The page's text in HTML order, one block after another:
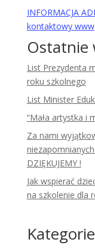
INFORMACJA
kontaktowy
Ostatnie
List Prezydenta
roku szkolnego
List Minister
“Mała artystka i
Za nami
DZIĘKUJEMY !
Jak wspierać
na szkolenie dla
Kategorie